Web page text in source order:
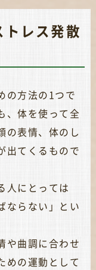
レス発散
の方法の1つで
、体を使って全
の表情、体のし
出てくるもので
人にとっては
ならない」とい
や曲調に合わせ
めの運動として